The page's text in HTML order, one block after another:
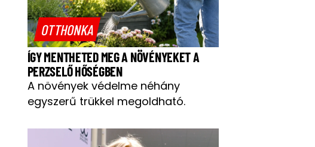
OTTHONKA
ÍGY MENTHETED MEG A NÖVÉNYEKET A
PERZSELŐ HŐSÉGBEN
A növények védelme néhány
egyszerű trükkel megoldható.